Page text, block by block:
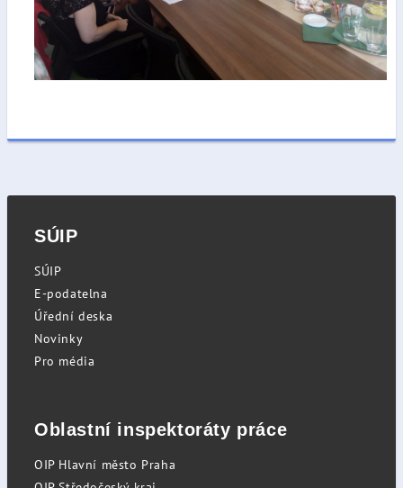
SÚIP
SÚIP
E-podatelna
Úřední deska
Novinky
Pro média
Oblastní inspektoráty práce
OIP Hlavní město Praha